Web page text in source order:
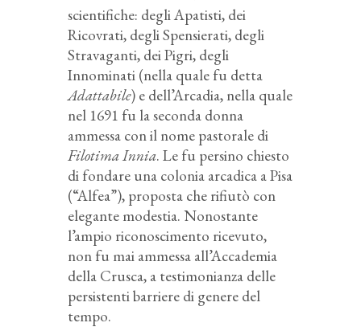
scientifiche: degli Apatisti, dei
Ricovrati, degli Spensierati, degli
Stravaganti, dei Pigri, degli
Innominati (nella quale fu detta
Adattabile) e dell’Arcadia, nella quale
nel 1691 fu la seconda donna
ammessa con il nome pastorale di
Filotima Innia. Le fu persino chiesto
di fondare una colonia arcadica a Pisa
(“Alfea”), proposta che rifiutò con
elegante modestia. Nonostante
l’ampio riconoscimento ricevuto,
non fu mai ammessa all’Accademia
della Crusca, a testimonianza delle
persistenti barriere di genere del
tempo.